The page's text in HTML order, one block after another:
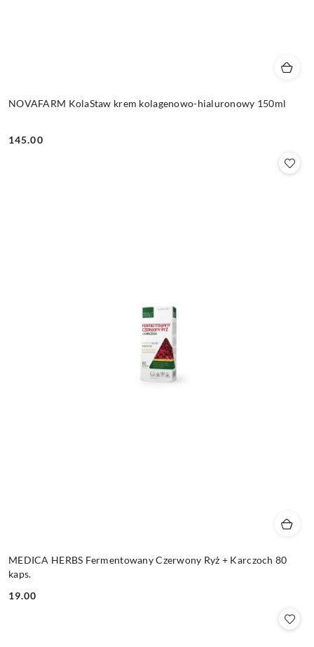
NOVAFARM KolaStaw krem kolagenowo-hialuronowy 150ml
Cena:
145.00
MEDICA HERBS Fermentowany Czerwony Ryż + Karczoch 80
kaps.
Cena:
19.00